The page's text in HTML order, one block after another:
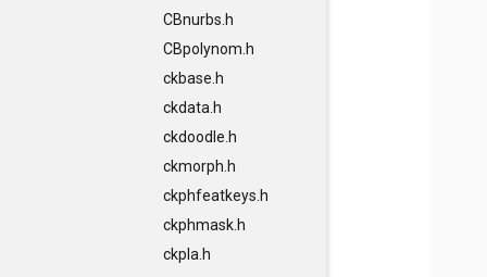
CBnurbs.h
CBpolynom.h
ckbase.h
ckdata.h
ckdoodle.h
ckmorph.h
ckphfeatkeys.h
ckphmask.h
ckpla.h